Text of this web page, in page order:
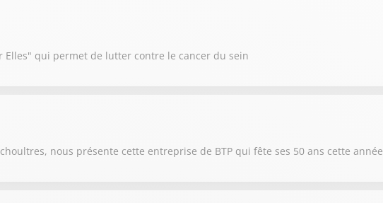
Elles" qui permet de lutter contre le cancer du sein
nous présente cette entreprise de BTP qui fête ses 50 ans cette année